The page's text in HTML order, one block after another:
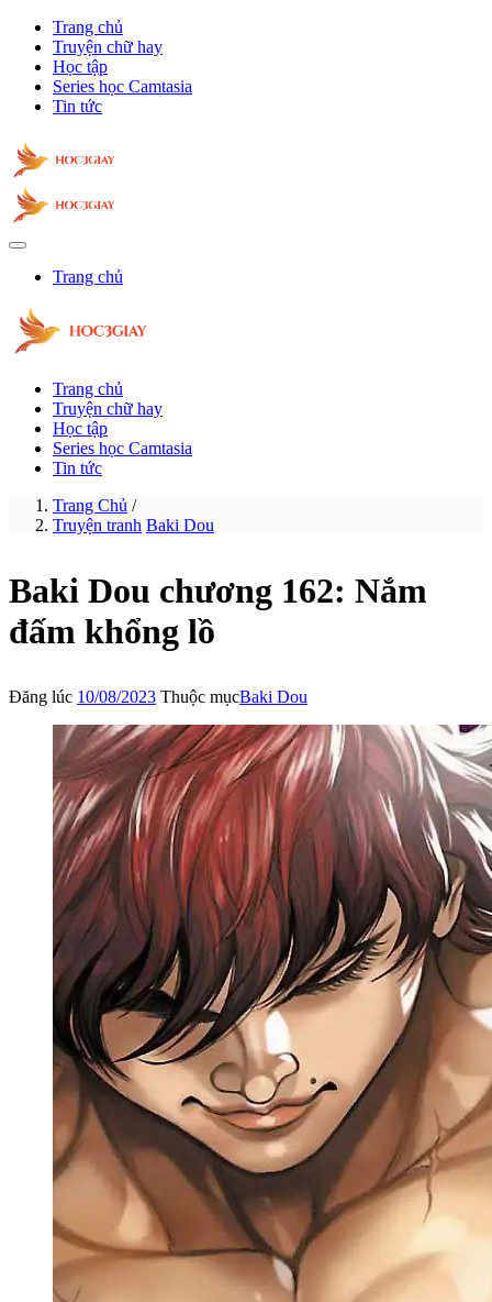
Trang chủ
Truyện chữ hay
Học tập
Series học Camtasia
Tin tức
Trang chủ
Trang chủ
Truyện chữ hay
Học tập
Series học Camtasia
Tin tức
Trang Chủ /
Truyện tranh Baki Dou
Baki Dou chương 162: Nắm
đấm khổng lồ
Đăng lúc 10/08/2023 Thuộc mụcBaki Dou